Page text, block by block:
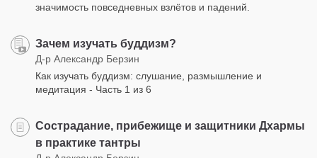
значимость повседневных взлётов и падений.
Зачем изучать буддизм?
Д-р Александр Берзин
Как изучать буддизм: слушание, размышление и
медитация - Часть 1 из 6
Сострадание, прибежище и защитники Дхармы
в практике тантры